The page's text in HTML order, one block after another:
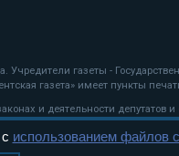
Учредители газеты -
газета» имеет пункты
и деятельности депутатов
использованием файлов